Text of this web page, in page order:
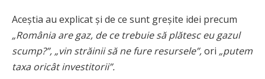
Aceștia au explicat și de ce sunt greșite idei precum
„România are gaz, de ce trebuie să plătesc eu gazul
scump?”, „vin străinii să ne fure resursele”,ori „putem
taxa oricât investitorii”.